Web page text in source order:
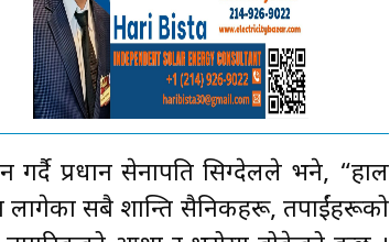
गर्दै प्रधान सेनापति सिग्देलले भने, “हाल
लागेका सबै शान्ति सैनिकहरू, तपाईंहरूको